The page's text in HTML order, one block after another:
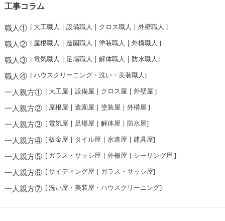
工事コラム
職人①[ 大工職人 | 設備職人 | クロス職人 | 外壁職人 ]
職人②[ 屋根職人 | 造園職人 | 塗装職人 | 外構職人 ]
職人③[ 電気職人 | 足場職人 | 解体職人 | 防水職人]
職人④[ハウスクリーニング・洗い・美装職人]
一人親方①[ 大工屋 | 設備屋 | クロス屋 | 外壁屋 ]
一人親方②[ 屋根屋 | 造園屋 | 塗装屋 | 外構屋 ]
一人親方③[ 電気屋 | 足場屋 | 解体屋 | 防水屋]
一人親方④[板金屋 | タイル屋 | 水道屋 | 建具屋]
一人親方⑤[ ガラス・サッシ屋 | 外柵屋 | シーリング屋 ]
一人親方⑥[サイディング屋 | ガラス・サッシ屋]
一人親方⑦[洗い屋・美装屋・ハウスクリーニング]